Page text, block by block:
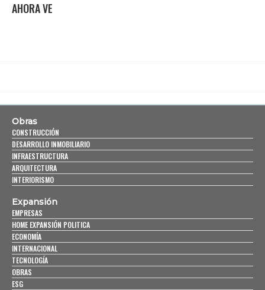
AHORA VE
Obras
CONSTRUCCIÓN
DESARROLLO INMOBILIARIO
INFRAESTRUCTURA
ARQUITECTURA
INTERIORISMO
Expansión
EMPRESAS
HOME EXPANSIÓN POLITICA
ECONOMÍA
INTERNACIONAL
TECNOLOGÍA
OBRAS
ESG